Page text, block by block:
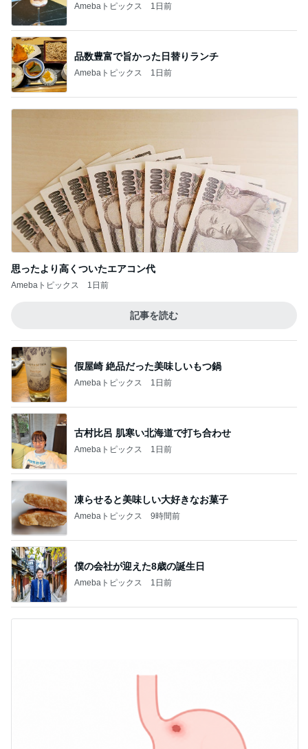
Amebaトピックス 1日前
品数豊富で旨かった日替りランチ
Amebaトピックス 1日前
思ったより高くついたエアコン代
Amebaトピックス 1日前
記事を読む
假屋崎 絶品だった美味しいもつ鍋
Amebaトピックス 1日前
古村比呂 肌寒い北海道で打ち合わせ
Amebaトピックス 1日前
凍らせると美味しい大好きなお菓子
Amebaトピックス 9時間前
僕の会社が迎えた8歳の誕生日
Amebaトピックス 1日前